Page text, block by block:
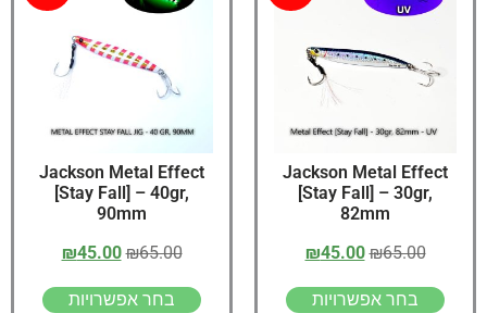
Jackson Metal Effect
[Stay Fall] – 30gr,
82mm
₪65.00
₪45.00
בחר אפשרויות
Jackson Metal Effect
[Stay Fall] – 40gr,
90mm
₪65.00
₪45.00
בחר אפשרויות